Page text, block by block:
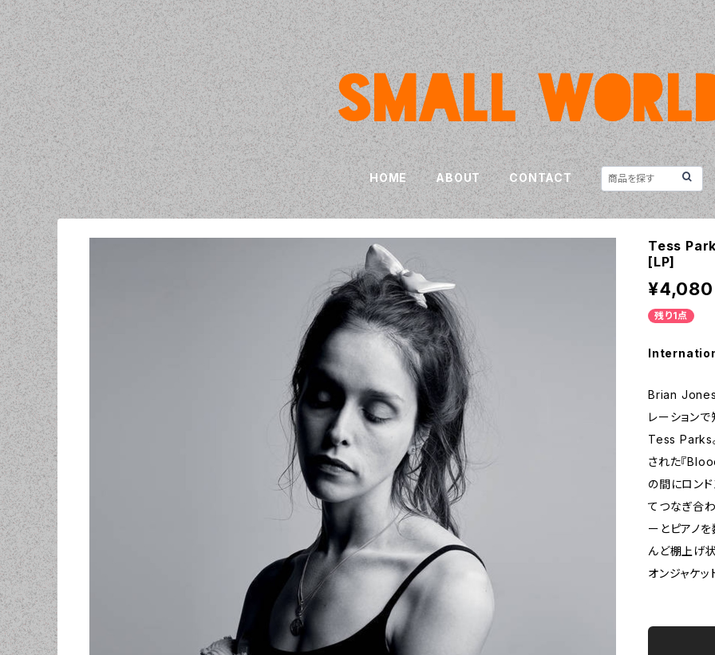
HOME ABOUT CONTACT
Tess
[LP]
¥4,080
残り1点
Brian
レーション
Tess Parks
された『
の間にロン
てつなぎ合
ーとピアノ
んど棚上げ
オンジャケッ